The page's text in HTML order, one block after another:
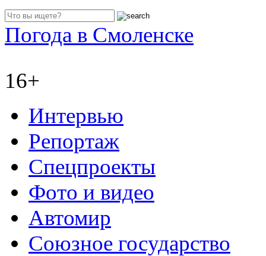
Погода в Смоленске
16+
Интервью
Репортаж
Спецпроекты
Фото и видео
Автомир
Союзное государство